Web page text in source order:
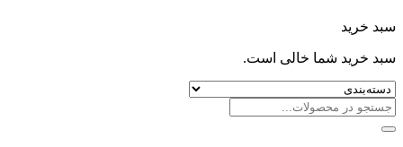
سبد خرید
سبد خرید شما خالی است.